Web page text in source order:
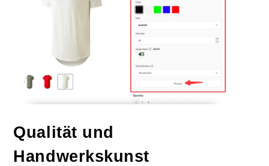
Qualität und
Handwerkskunst